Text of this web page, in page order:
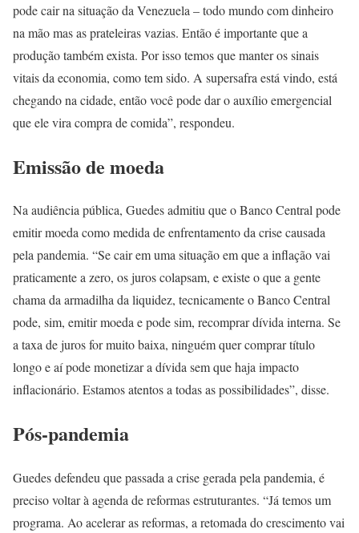
pode cair na situação da Venezuela – todo mundo com dinheiro
na mão mas as prateleiras vazias. Então é importante que a
produção também exista. Por isso temos que manter os sinais
vitais da economia, como tem sido. A supersafra está vindo, está
chegando na cidade, então você pode dar o auxílio emergencial
que ele vira compra de comida”, respondeu.
Emissão de moeda
Na audiência pública, Guedes admitiu que o Banco Central pode
emitir moeda como medida de enfrentamento da crise causada
pela pandemia. “Se cair em uma situação em que a inflação vai
praticamente a zero, os juros colapsam, e existe o que a gente
chama da armadilha da liquidez, tecnicamente o Banco Central
pode, sim, emitir moeda e pode sim, recomprar dívida interna. Se
a taxa de juros for muito baixa, ninguém quer comprar título
longo e aí pode monetizar a dívida sem que haja impacto
inflacionário. Estamos atentos a todas as possibilidades”, disse.
Pós-pandemia
Guedes defendeu que passada a crise gerada pela pandemia, é
preciso voltar à agenda de reformas estruturantes. “Já temos um
programa. Ao acelerar as reformas, a retomada do crescimento vai